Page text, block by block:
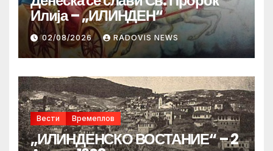
Илија – „ИЛИНДЕН“
02/08/2026 RADOVIS NEWS
Вести Времеплов
„ИЛИНДЕНСКО ВОСТАНИЕ“ – 2